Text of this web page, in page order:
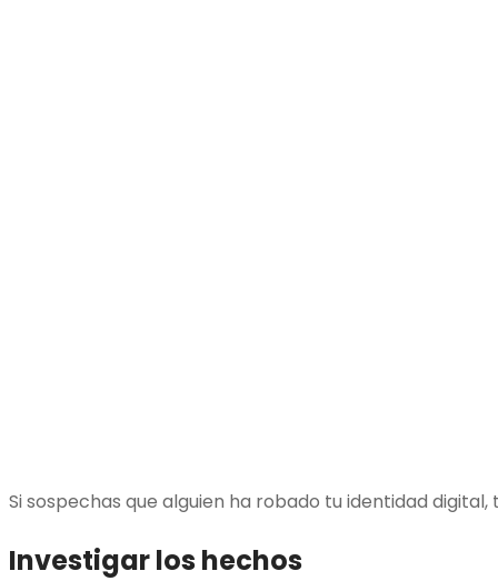
Si sospechas que alguien ha robado tu identidad
Investigar los hechos